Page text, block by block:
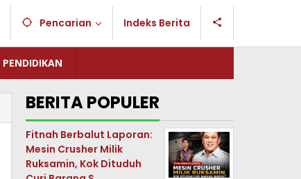
Pencarian Indeks Berita
PENDIDIKAN
BERITA POPULER
Fitnah Berbalut Laporan:
Mesin Crusher Milik
Ruksamin, Kok Dituduh